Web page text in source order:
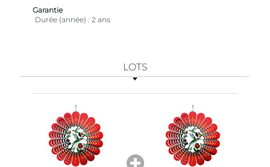
Garantie
Durée (année)
2 ans
LOTS